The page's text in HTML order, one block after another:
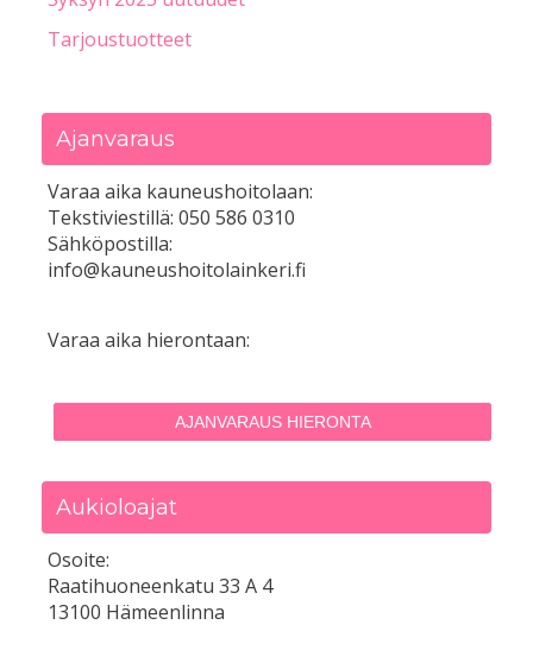
Tarjoustuotteet
Ajanvaraus
Varaa aika kauneushoitolaan:
Tekstiviestillä: 050 586 0310
Sähköpostilla:
info@kauneushoitolainkeri.fi
Varaa aika hierontaan:
AJANVARAUS HIERONTA
Aukioloajat
Osoite:
Raatihuoneenkatu 33 A 4
13100 Hämeenlinna